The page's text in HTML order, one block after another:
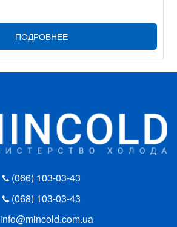
ПОДРОБНЕЕ
(066) 103-03-43
(068) 103-03-43
info@mincold.com.ua